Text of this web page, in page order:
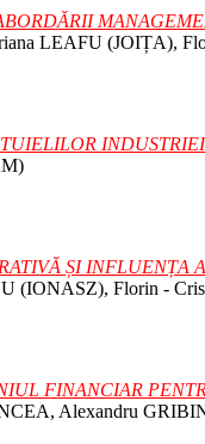
LEAFU (JOIȚA),
ȘI INFLUENȚA
(IONASZ), Florin -
FINANCIAR
Alexandru